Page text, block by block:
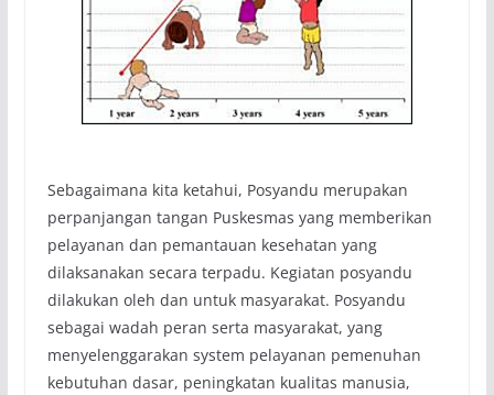
Sebagaimana kita ketahui, Posyandu merupakan
perpanjangan tangan Puskesmas yang memberikan
pelayanan dan pemantauan kesehatan yang
dilaksanakan secara terpadu. Kegiatan posyandu
dilakukan oleh dan untuk masyarakat. Posyandu
sebagai wadah peran serta masyarakat, yang
menyelenggarakan system pelayanan pemenuhan
kebutuhan dasar, peningkatan kualitas manusia,